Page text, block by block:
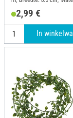
2,99 €
In